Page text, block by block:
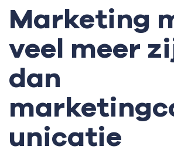
Marketing
veel meer
dan
unicatie